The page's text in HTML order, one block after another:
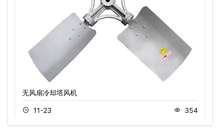
无风扇冷却塔风机
11-23 354